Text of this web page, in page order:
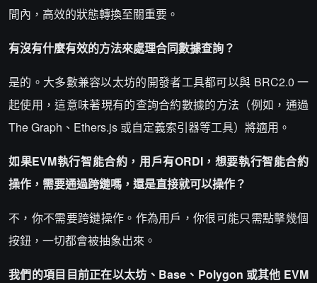
間內，高效的狀態轉換至關重要。
有沒有什麼有效的方法來處理合同數據查詢？
是的。大多數兼容以太坊的開發者工具都可以與 BRC2.0 一
起使用，這意味著現有的查詢合約數據的方法（例如，通過
The Graph、Ethers.js 或自定義索引器等工具）將適用。
如果EVM執行智能合約，用戶有ORDI，想要執行智能合約
操作，需要通過跨鏈嗎，還是直接就可以操作？
不，你不需要跨鏈操作。作為用戶，你很可能只需點擊幾個
按鈕，一切都會被抽象出來。
我們的項目目前正在以太坊、Base、Polygon 或其他 EVM